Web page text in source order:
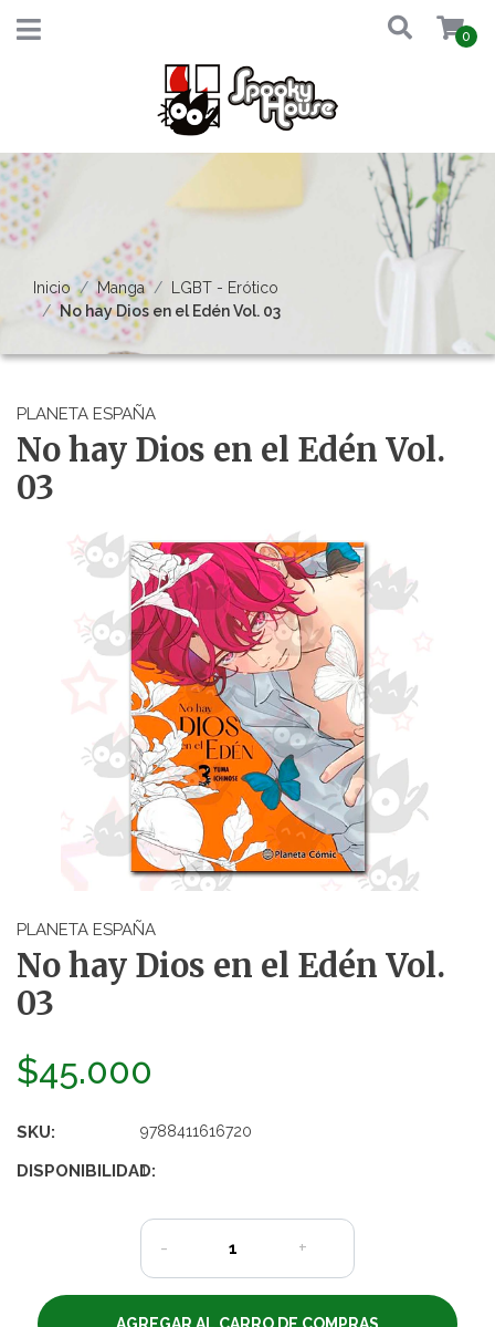
0
Inicio Manga
LGBT - Erótico
No hay Dios en el Edén Vol. 03
PLANETA ESPAÑA
No hay Dios en el Edén Vol.
03
PLANETA ESPAÑA
No hay Dios en el Edén Vol.
03
$45.000
SKU: 9788411616720
DISPONIBILIDAD:
1
- +